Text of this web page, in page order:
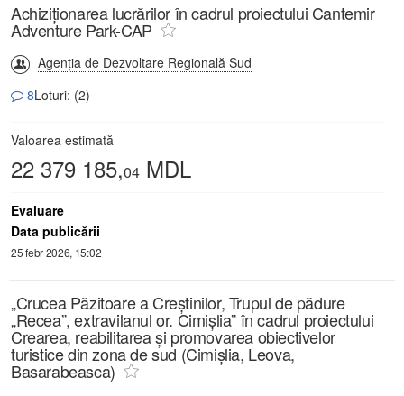
Achiziționarea lucrărilor în cadrul proiectului Cantemir
Adventure Park-CAP
Agenția de Dezvoltare Regională Sud
8Loturi: (2)
Valoarea estimată
22 379 185,04 MDL
Evaluare
Data publicării
25 febr 2026, 15:02
„Crucea Păzitoare a Creștinilor, Trupul de pădure
„Recea”, extravilanul or. Cimișlia” în cadrul proiectului
Crearea, reabilitarea și promovarea obiectivelor
turistice din zona de sud (Cimișlia, Leova,
Basarabeasca)